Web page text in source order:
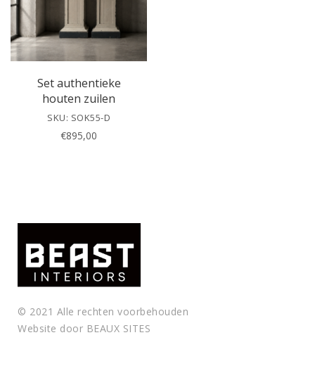
f
i
e
lSet authentieke
houten zuilen
SKU: SOK55-D
€895,00
© 2021 Alle rechten voorbehouden
Website door BEAUX SITES